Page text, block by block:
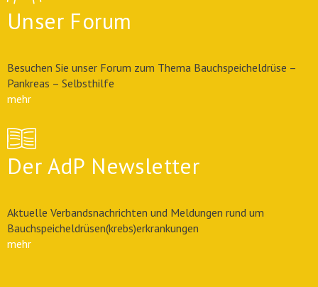
Unser Forum
Besuchen Sie unser Forum zum Thema Bauchspeicheldrüse –
Pankreas – Selbsthilfe
mehr
Der AdP Newsletter
Aktuelle Verbandsnachrichten und Meldungen rund um
Bauchspeicheldrüsen(krebs)erkrankungen
mehr